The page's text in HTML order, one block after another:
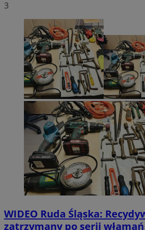
3
WIDEO Ruda Śląska:
zatrzymany po serii